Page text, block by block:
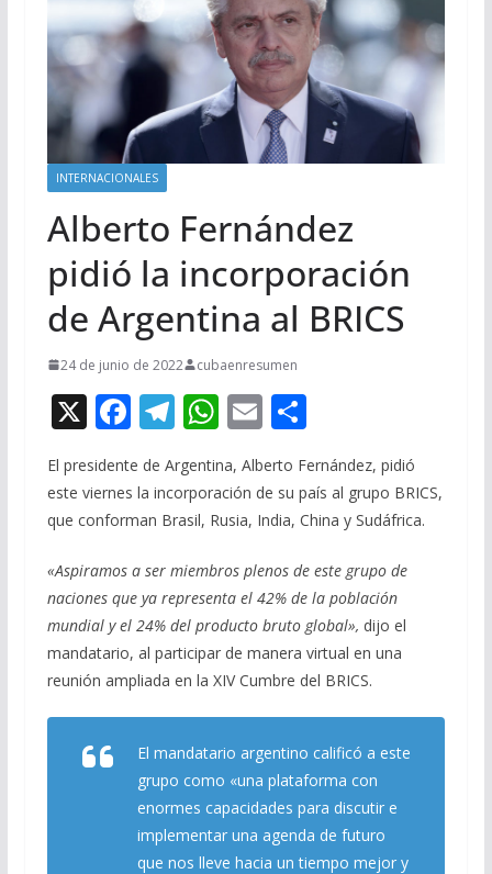
INTERNACIONALES
Alberto Fernández
pidió la incorporación
de Argentina al BRICS
24 de junio de 2022 cubaenresumen
X F
ac
e
b
o
k
T
e
gr
a
m
W
at
s
p
p
E
ai
l
C
m
p
ti
r
El presidente de Argentina, Alberto Fernández, pidió
este viernes la incorporación de su país al grupo BRICS,
que conforman Brasil, Rusia, India, China y Sudáfrica.
«Aspiramos a ser miembros plenos de este grupo de
naciones que ya representa el 42% de la población
mundial y el 24% del producto bruto global», dijo el
mandatario, al participar de manera virtual en una
reunión ampliada en la XIV Cumbre del BRICS.
El mandatario argentino calificó a este
grupo como «una plataforma con
enormes capacidades para discutir e
implementar una agenda de futuro
que nos lleve hacia un tiempo mejor y